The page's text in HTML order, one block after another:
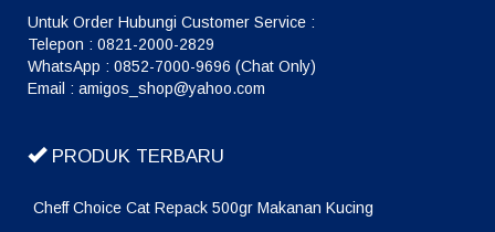
Untuk Order Hubungi Customer Service :
Telepon : 0821-2000-2829
WhatsApp : 0852-7000-9696 (Chat Only)
Email : amigos_shop@yahoo.com
PRODUK TERBARU
Cheff Choice Cat Repack 500gr Makanan Kucing